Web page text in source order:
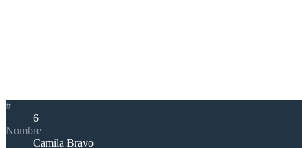
#
6
Nombre
Camila Bravo